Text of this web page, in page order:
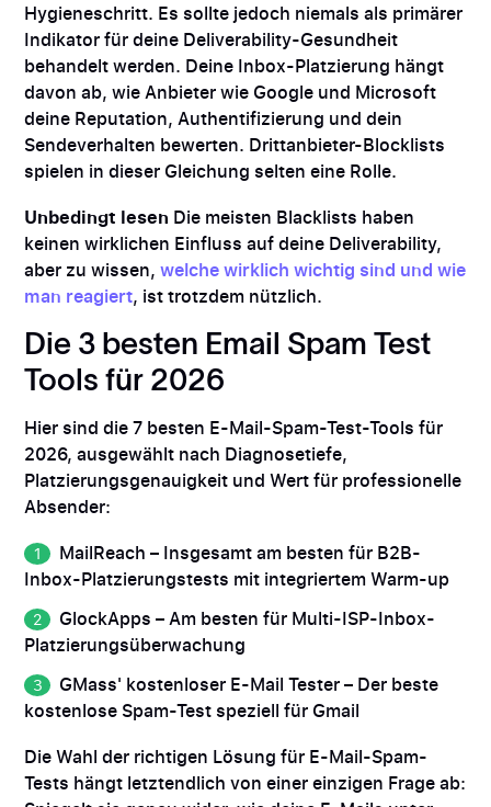
Hygieneschritt. Es sollte jedoch niemals als primärer
Indikator für deine Deliverability-Gesundheit
behandelt werden. Deine Inbox-Platzierung hängt
davon ab, wie Anbieter wie Google und Microsoft
deine Reputation, Authentifizierung und dein
Sendeverhalten bewerten. Drittanbieter-Blocklists
spielen in dieser Gleichung selten eine Rolle.
Unbedingt lesen Die meisten Blacklists haben
keinen wirklichen Einfluss auf deine Deliverability,
aber zu wissen, welche wirklich wichtig sind und wie
man reagiert, ist trotzdem nützlich.
Die 3 besten Email Spam Test
Tools für 2026
Hier sind die 7 besten E-Mail-Spam-Test-Tools für
2026, ausgewählt nach Diagnosetiefe,
Platzierungsgenauigkeit und Wert für professionelle
Absender:
MailReach – Insgesamt am besten für B2B-
Inbox-Platzierungstests mit integriertem Warm-up
GlockApps – Am besten für Multi-ISP-Inbox-
Platzierungsüberwachung
GMass' kostenloser E-Mail Tester – Der beste
kostenlose Spam-Test speziell für Gmail
Die Wahl der richtigen Lösung für E-Mail-Spam-
Tests hängt letztendlich von einer einzigen Frage ab: